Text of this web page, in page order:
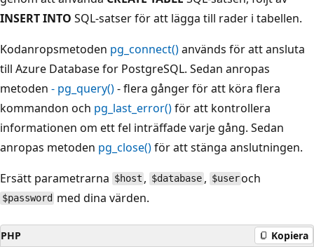
INSERT INTO SQL-satser för att lägga till rader i tabellen.
Kodanropsmetoden pg_connect()används för att ansluta
till Azure Database for PostgreSQL. Sedan anropas
metoden - pg_query()- flera gånger för att köra flera
kommandon och pg_last_error()för att kontrollera
informationen om ett fel inträffade varje gång. Sedan
anropas metoden pg_close()för att stänga anslutningen.
Ersätt parametrarna $host , $database , $useroch
$password med dina värden.
PHP Kopiera